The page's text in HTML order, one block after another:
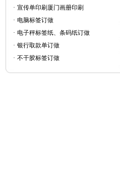
· 宣传单印刷厦门画册印刷
· 电脑标签订做
· 电子秤标签纸、条码纸订做
· 银行取款单订做
· 不干胶标签订做